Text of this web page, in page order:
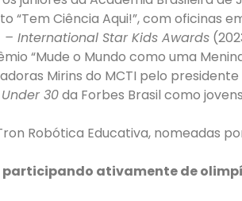
“Tem Ciência Aqui!”, com oficinas
– International Star Kids Awards
“Mude o Mundo como uma
Mirins do MCTI pelo
Under 30da Forbes Brasil como
Robótica Educativa, nomeadas
ativamente de